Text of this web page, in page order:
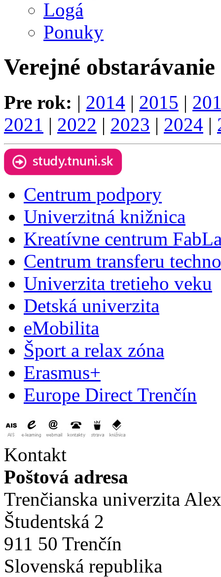
Logá
Ponuky
Verejné obstarávanie
Pre rok: | 2014 | 2015 |
2021 | 2022 | 2023 | 2024 |
Centrum podpory
Univerzitná knižnica
Kreatívne centrum
Centrum transferu
Univerzita tretieho veku
Detská univerzita
eMobilita
Šport a relax zóna
Erasmus+
Europe Direct Trenčín
Kontakt
Poštová adresa
Trenčianska univerzita
Študentská 2
911 50 Trenčín
Slovenská republika